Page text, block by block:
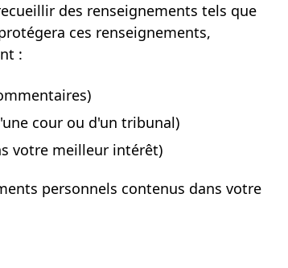
des renseignements tels que
ces renseignements,
:
cour ou d'un tribunal)
votre meilleur intérêt)
personnels contenus dans votre